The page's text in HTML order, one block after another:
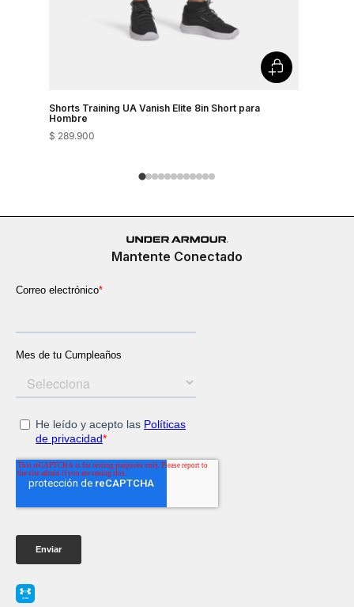
Shorts Training UA Vanish Elite 8in Short para
Hombre
$ 289.900
Mantente Conectado